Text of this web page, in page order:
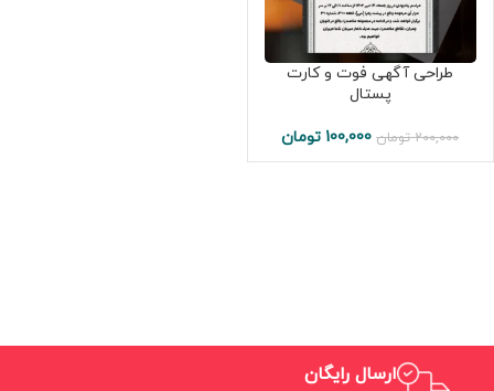
طراحی آگهی فوت و کارت
پستال
200,000 تومان 100,000 تومان
ارسال رایگان